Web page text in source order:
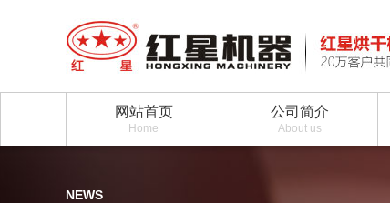
网站首页
Home
公司简介
About us
NEWS